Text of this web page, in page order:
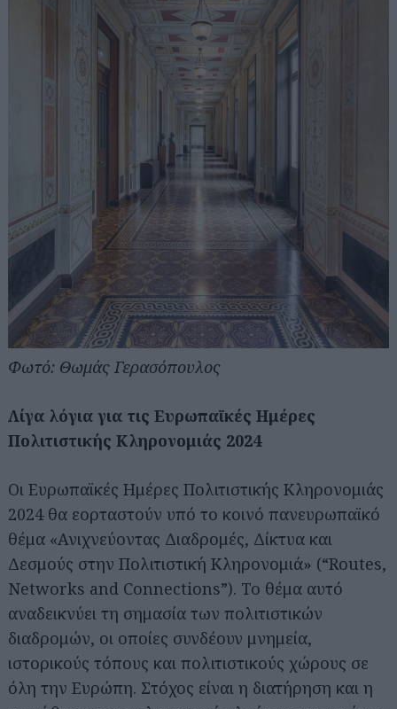
Φωτό: Θωμάς Γερασόπουλος
Λίγα λόγια για τις Ευρωπαϊκές Ημέρες
Πολιτιστικής Κληρονομιάς 2024
Οι Ευρωπαϊκές Ημέρες Πολιτιστικής Κληρονομιάς
2024 θα εορταστούν υπό το κοινό πανευρωπαϊκό
θέμα «Ανιχνεύοντας Διαδρομές, Δίκτυα και
Δεσμούς στην Πολιτιστική Κληρονομιά» (“Routes,
Networks and Connections”). Το θέμα αυτό
αναδεικνύει τη σημασία των πολιτιστικών
διαδρομών, οι οποίες συνδέουν μνημεία,
ιστορικούς τόπους και πολιτιστικούς χώρους σε
όλη την Ευρώπη. Στόχος είναι η διατήρηση και η